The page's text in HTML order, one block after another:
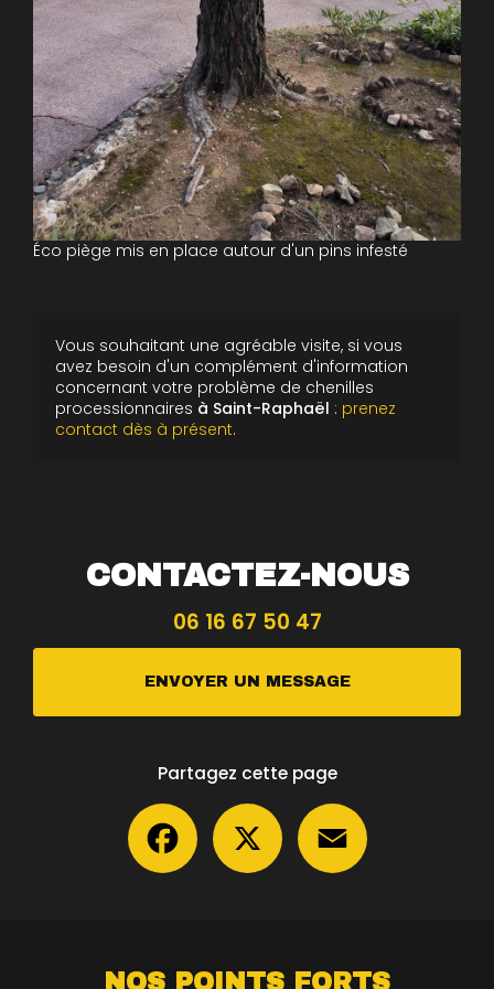
Éco piège mis en place autour d'un pins infesté
Vous souhaitant une agréable visite, si vous
avez besoin d'un complément d'information
concernant votre problème de chenilles
processionnaires à Saint-Raphaël : prenez
contact dès à présent.
CONTACTEZ-NOUS
06 16 67 50 47
ENVOYER UN MESSAGE
Partagez cette page
Facebook
NOS POINTS FORTS